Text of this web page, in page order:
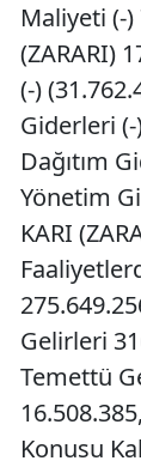
Maliyeti (-)
(ZARARI)
(-)
Giderleri (-
Dağıtım
Yönetim
KARI
Gelirleri
Temettü
Konusu